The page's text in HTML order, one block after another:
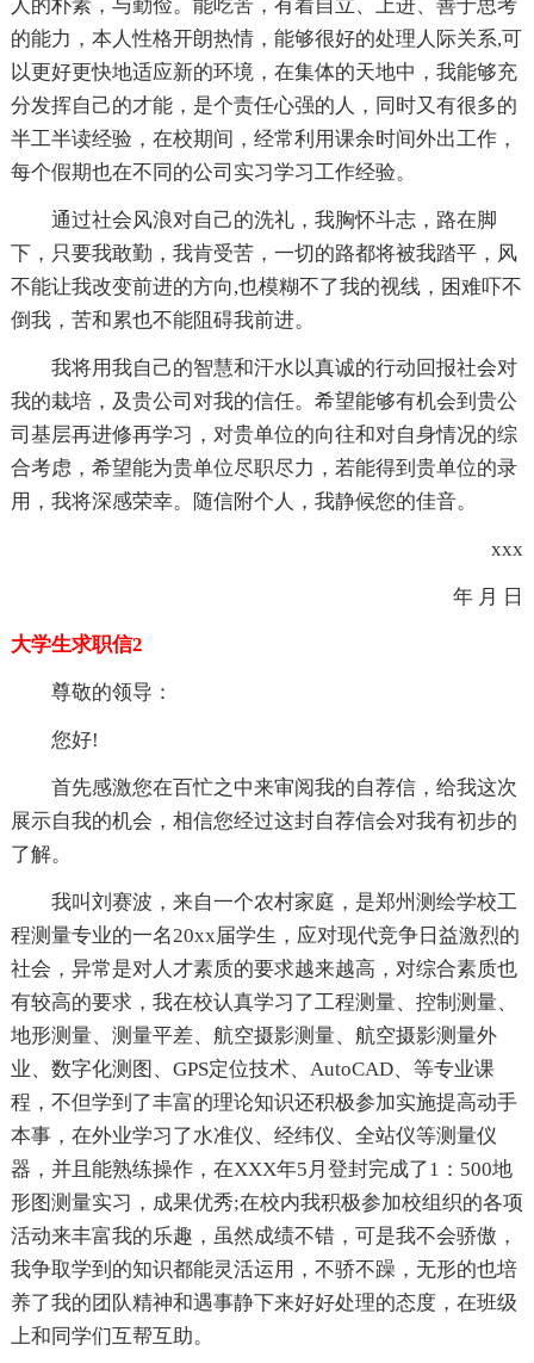
人的朴素，与勤俭。能吃苦，有着自立、上进、善于思考
的能力，本人性格开朗热情，能够很好的处理人际关系,可
以更好更快地适应新的环境，在集体的天地中，我能够充
分发挥自己的才能，是个责任心强的人，同时又有很多的
半工半读经验，在校期间，经常利用课余时间外出工作，
每个假期也在不同的公司实习学习工作经验。
通过社会风浪对自己的洗礼，我胸怀斗志，路在脚
下，只要我敢勤，我肯受苦，一切的路都将被我踏平，风
不能让我改变前进的方向,也模糊不了我的视线，困难吓不
倒我，苦和累也不能阻碍我前进。
我将用我自己的智慧和汗水以真诚的行动回报社会对
我的栽培，及贵公司对我的信任。希望能够有机会到贵公
司基层再进修再学习，对贵单位的向往和对自身情况的综
合考虑，希望能为贵单位尽职尽力，若能得到贵单位的录
用，我将深感荣幸。随信附个人，我静候您的佳音。
xxx
年 月 日
大学生求职信2
尊敬的领导：
您好!
首先感激您在百忙之中来审阅我的自荐信，给我这次
展示自我的机会，相信您经过这封自荐信会对我有初步的
了解。
我叫刘赛波，来自一个农村家庭，是郑州测绘学校工
程测量专业的一名20xx届学生，应对现代竞争日益激烈的
社会，异常是对人才素质的要求越来越高，对综合素质也
有较高的要求，我在校认真学习了工程测量、控制测量、
地形测量、测量平差、航空摄影测量、航空摄影测量外
业、数字化测图、GPS定位技术、AutoCAD、等专业课
程，不但学到了丰富的理论知识还积极参加实施提高动手
本事，在外业学习了水准仪、经纬仪、全站仪等测量仪
器，并且能熟练操作，在XXX年5月登封完成了1：500地
形图测量实习，成果优秀;在校内我积极参加校组织的各项
活动来丰富我的乐趣，虽然成绩不错，可是我不会骄傲，
我争取学到的知识都能灵活运用，不骄不躁，无形的也培
养了我的团队精神和遇事静下来好好处理的态度，在班级
上和同学们互帮互助。